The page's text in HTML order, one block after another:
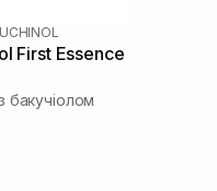
First Essence
бакучіолом